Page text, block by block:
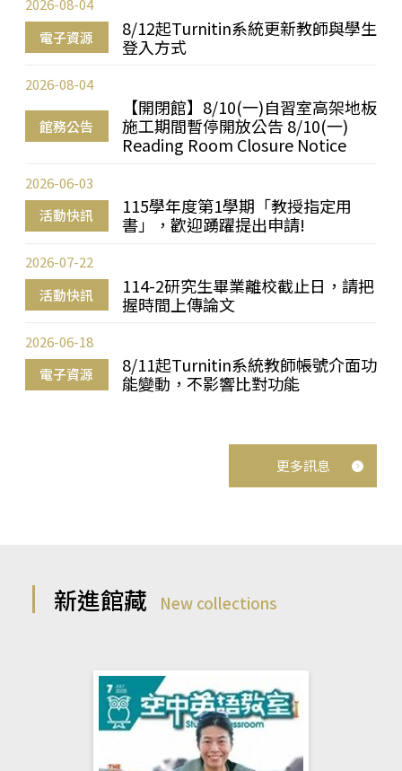
電子資源
8/12起Turnitin系統更新教師與學生
登入方式
2026-08-04
館務公告
【開閉館】8/10(一)自習室高架地板
施工期間暫停開放公告 8/10(一)
Reading Room Closure Notice
2026-08-04
活動快訊
115學年度第1學期「教授指定用
書」，歡迎踴躍提出申請!
2026-06-03
活動快訊
114-2研究生畢業離校截止日，請把
握時間上傳論文
2026-07-22
電子資源
8/11起Turnitin系統教師帳號介面功
能變動，不影響比對功能
2026-06-18
更多訊息
新進館藏 New collections